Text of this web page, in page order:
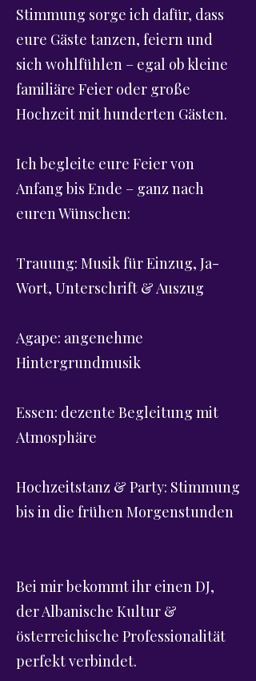
Stimmung sorge ich dafür, dass
eure Gäste tanzen, feiern und
sich wohlfühlen – egal ob kleine
familiäre Feier oder große
Hochzeit mit hunderten Gästen.
Ich begleite eure Feier von
Anfang bis Ende – ganz nach
euren Wünschen:
Trauung: Musik für Einzug, Ja-
Wort, Unterschrift & Auszug
Agape: angenehme
Hintergrundmusik
Essen: dezente Begleitung mit
Atmosphäre
Hochzeitstanz & Party: Stimmung
bis in die frühen Morgenstunden
Bei mir bekommt ihr einen DJ,
der Albanische Kultur &
österreichische Professionalität
perfekt verbindet.